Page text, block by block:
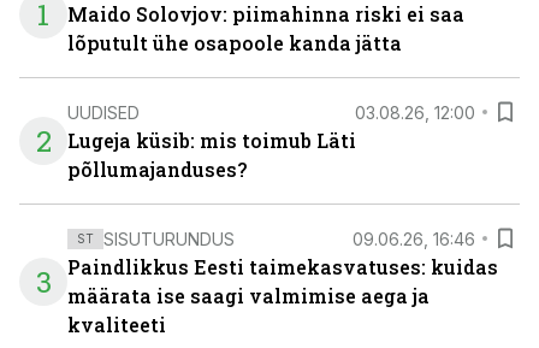
1
Maido Solovjov: piimahinna riski ei saa
lõputult ühe osapoole kanda jätta
2
UUDISED 03.08.26, 12:00
Lugeja küsib: mis toimub Läti
põllumajanduses?
3
ST SISUTURUNDUS 09.06.26, 16:46
Paindlikkus Eesti taimekasvatuses: kuidas
määrata ise saagi valmimise aega ja
kvaliteeti